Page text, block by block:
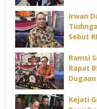
Irwan
Sebut
Ramsi
Rapat
Dugaan
Kejati